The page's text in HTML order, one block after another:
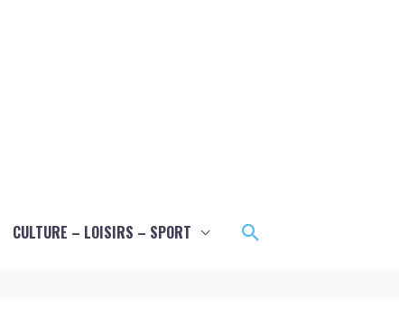
CULTURE – LOISIRS – SPORT Rechercher